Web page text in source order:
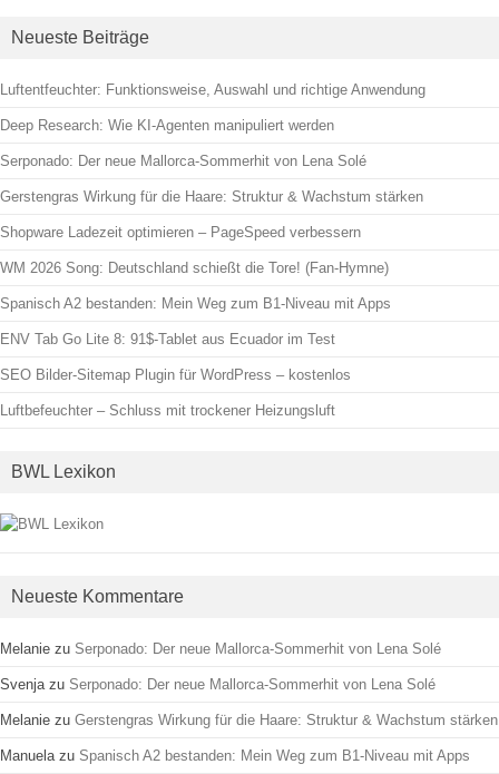
Neueste Beiträge
Luftentfeuchter: Funktionsweise, Auswahl und richtige Anwendung
Deep Research: Wie KI-Agenten manipuliert werden
Serponado: Der neue Mallorca-Sommerhit von Lena Solé
Gerstengras Wirkung für die Haare: Struktur & Wachstum stärken
Shopware Ladezeit optimieren – PageSpeed verbessern
WM 2026 Song: Deutschland schießt die Tore! (Fan-Hymne)
Spanisch A2 bestanden: Mein Weg zum B1-Niveau mit Apps
ENV Tab Go Lite 8: 91$-Tablet aus Ecuador im Test
SEO Bilder-Sitemap Plugin für WordPress – kostenlos
Luftbefeuchter – Schluss mit trockener Heizungsluft
BWL Lexikon
Neueste Kommentare
Melanie zu Serponado: Der neue Mallorca-Sommerhit von Lena Solé
Svenjazu Serponado: Der neue Mallorca-Sommerhit von Lena Solé
Melanie zu Gerstengras Wirkung für die Haare: Struktur & Wachstum stärken
Manuelazu Spanisch A2 bestanden: Mein Weg zum B1-Niveau mit Apps